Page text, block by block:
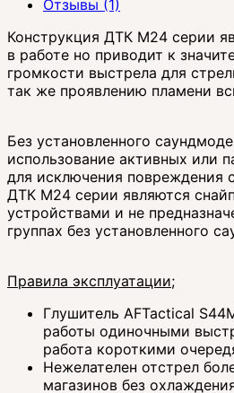
Отзывы (1)
Конструкция ДТК М24 серии
в работе но приводит к
громкости выстрела для
так же проявлению пламени
Без установленного
использование активных или
для исключения повреждения
ДТК М24 серии являются
устройствами и не
группах без установленного
Правила эксплуатации;
Глушитель AFTactical
работы одиночными
работа короткими
Нежелателен отстрел
магазинов без